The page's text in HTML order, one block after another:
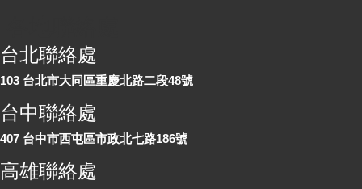
台北聯絡處
103 台北市大同區重慶北路二段48號
台中聯絡處
407 台中市西屯區市政北七路186號
高雄聯絡處